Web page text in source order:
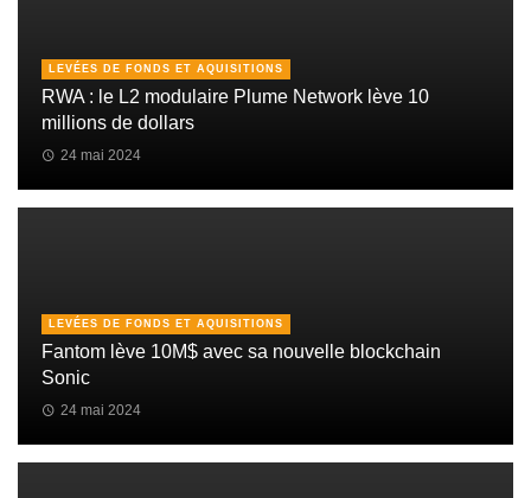
LEVÉES DE FONDS ET AQUISITIONS
RWA : le L2 modulaire Plume Network lève 10
millions de dollars
24 mai 2024
LEVÉES DE FONDS ET AQUISITIONS
Fantom lève 10M$ avec sa nouvelle blockchain
Sonic
24 mai 2024